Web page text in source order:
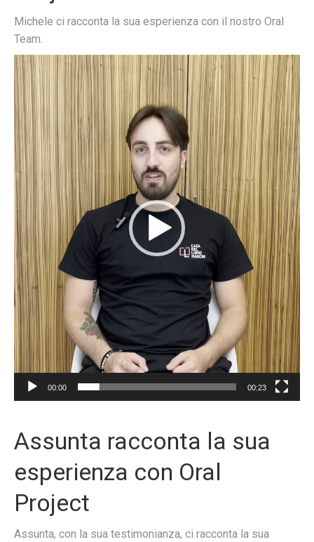
Michele ci racconta la sua esperienza con il nostro Oral
Team.
Video
Player
00:00 00:23
Assunta racconta la sua
esperienza con Oral
Project
Assunta, con la sua testimonianza, ci racconta la sua